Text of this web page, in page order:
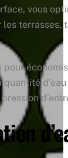
vous